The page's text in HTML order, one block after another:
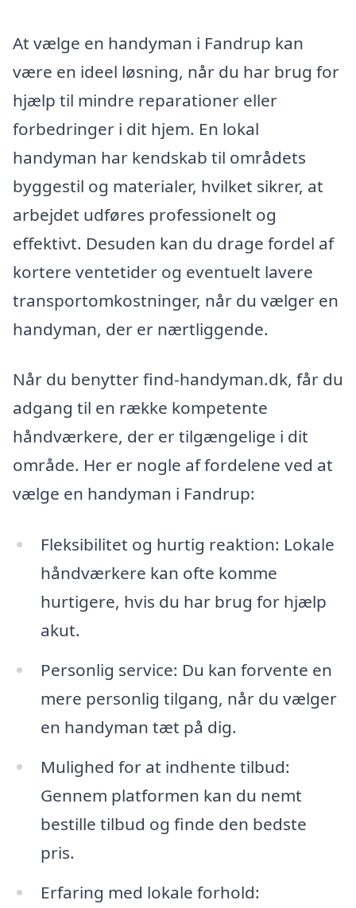
At vælge en handyman i Fandrup kan
være en ideel løsning, når du har brug for
hjælp til mindre reparationer eller
forbedringer i dit hjem. En lokal
handyman har kendskab til områdets
byggestil og materialer, hvilket sikrer, at
arbejdet udføres professionelt og
effektivt. Desuden kan du drage fordel af
kortere ventetider og eventuelt lavere
transportomkostninger, når du vælger en
handyman, der er nærtliggende.
Når du benytter find-handyman.dk, får du
adgang til en række kompetente
håndværkere, der er tilgængelige i dit
område. Her er nogle af fordelene ved at
vælge en handyman i Fandrup:
Fleksibilitet og hurtig reaktion: Lokale
håndværkere kan ofte komme
hurtigere, hvis du har brug for hjælp
akut.
Personlig service: Du kan forvente en
mere personlig tilgang, når du vælger
en handyman tæt på dig.
Mulighed for at indhente tilbud:
Gennem platformen kan du nemt
bestille tilbud og finde den bedste
pris.
Erfaring med lokale forhold: